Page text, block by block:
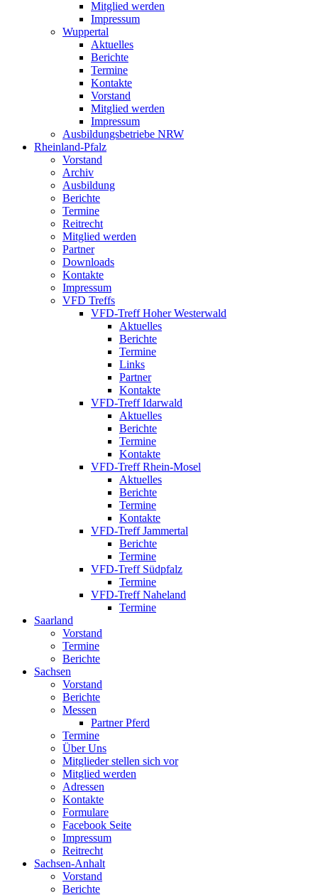
Mitglied werden
Impressum
Wuppertal
Aktuelles
Berichte
Termine
Kontakte
Vorstand
Mitglied werden
Impressum
Ausbildungsbetriebe NRW
Rheinland-Pfalz
Vorstand
Archiv
Ausbildung
Berichte
Termine
Reitrecht
Mitglied werden
Partner
Downloads
Kontakte
Impressum
VFD Treffs
VFD-Treff Hoher Westerwald
Aktuelles
Berichte
Termine
Links
Partner
Kontakte
VFD-Treff Idarwald
Aktuelles
Berichte
Termine
Kontakte
VFD-Treff Rhein-Mosel
Aktuelles
Berichte
Termine
Kontakte
VFD-Treff Jammertal
Berichte
Termine
VFD-Treff Südpfalz
Termine
VFD-Treff Naheland
Termine
Saarland
Vorstand
Termine
Berichte
Sachsen
Vorstand
Berichte
Messen
Partner Pferd
Termine
Über Uns
Mitglieder stellen sich vor
Mitglied werden
Adressen
Kontakte
Formulare
Facebook Seite
Impressum
Reitrecht
Sachsen-Anhalt
Vorstand
Berichte